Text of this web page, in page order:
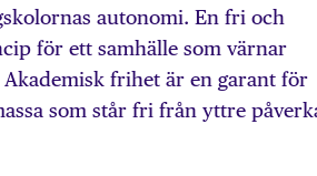
autonomi. En fri och
för ett samhälle som värnar
frihet är en garant för
som står fri från yttre